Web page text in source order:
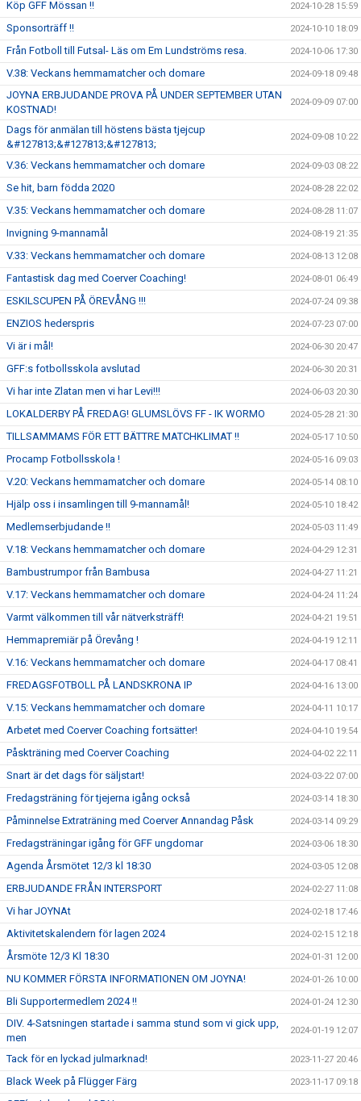
Köp GFF Mössan !! 2024-10-28 15:59
Sponsorträff !! 2024-10-10 18:09
Från Fotboll till Futsal- Läs om Em Lundströms resa. 2024-10-06 17:30
V.38: Veckans hemmamatcher och domare 2024-09-18 09:48
JOYNA ERBJUDANDE PROVA PÅ UNDER SEPTEMBER UTAN
KOSTNAD!
2024-09-09 07:00
Dags för anmälan till höstens bästa tjejcup
&#127813;&#127813;&#127813;
2024-09-08 10:22
V.36: Veckans hemmamatcher och domare 2024-09-03 08:22
Se hit, barn födda 2020 2024-08-28 22:02
V.35: Veckans hemmamatcher och domare 2024-08-28 11:07
Invigning 9-mannamål 2024-08-19 21:35
V.33: Veckans hemmamatcher och domare 2024-08-13 12:08
Fantastisk dag med Coerver Coaching! 2024-08-01 06:49
ESKILSCUPEN PÅ ÖREVÅNG !!! 2024-07-24 09:38
ENZIOS hederspris 2024-07-23 07:00
Vi är i mål! 2024-06-30 20:47
GFF:s fotbollsskola avslutad 2024-06-30 20:31
Vi har inte Zlatan men vi har Levi!!! 2024-06-03 20:30
LOKALDERBY PÅ FREDAG! GLUMSLÖVS FF - IK WORMO 2024-05-28 21:30
TILLSAMMAMS FÖR ETT BÄTTRE MATCHKLIMAT !! 2024-05-17 10:50
Procamp Fotbollsskola ! 2024-05-16 09:03
V.20: Veckans hemmamatcher och domare 2024-05-14 08:10
Hjälp oss i insamlingen till 9-mannamål! 2024-05-10 18:42
Medlemserbjudande !! 2024-05-03 11:49
V.18: Veckans hemmamatcher och domare 2024-04-29 12:31
Bambustrumpor från Bambusa 2024-04-27 11:21
V.17: Veckans hemmamatcher och domare 2024-04-24 11:24
Varmt välkommen till vår nätverksträff! 2024-04-21 19:51
Hemmapremiär på Örevång ! 2024-04-19 12:11
V.16: Veckans hemmamatcher och domare 2024-04-17 08:41
FREDAGSFOTBOLL PÅ LANDSKRONA IP 2024-04-16 13:00
V.15: Veckans hemmamatcher och domare 2024-04-11 10:17
Arbetet med Coerver Coaching fortsätter! 2024-04-10 19:54
Påskträning med Coerver Coaching 2024-04-02 22:11
Snart är det dags för säljstart! 2024-03-22 07:00
Fredagsträning för tjejerna igång också 2024-03-14 18:30
Påminnelse Extraträning med Coerver Annandag Påsk 2024-03-14 09:29
Fredagsträningar igång för GFF ungdomar 2024-03-06 18:30
Agenda Årsmötet 12/3 kl 18:30 2024-03-05 12:08
ERBJUDANDE FRÅN INTERSPORT 2024-02-27 11:08
Vi har JOYNAt 2024-02-18 17:46
Aktivitetskalendern för lagen 2024 2024-02-15 12:18
Årsmöte 12/3 Kl 18:30 2024-01-31 12:00
NU KOMMER FÖRSTA INFORMATIONEN OM JOYNA! 2024-01-26 10:00
Bli Supportermedlem 2024 !! 2024-01-24 12:30
DIV. 4-Satsningen startade i samma stund som vi gick upp,
men
2024-01-19 12:07
Tack för en lyckad julmarknad! 2023-11-27 20:46
Black Week på Flügger Färg 2023-11-17 09:18